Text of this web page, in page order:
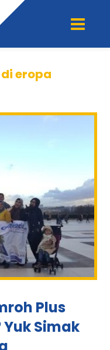
eropa
Plus
Simak